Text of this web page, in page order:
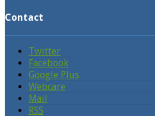
Contact
Twitter
Facebook
Google Plus
Webcare
Mail
RSS